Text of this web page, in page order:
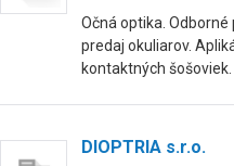
Očná optika.
predaj okuliarov.
kontaktných šošoviek.
DIOPTRIA s.r.o.